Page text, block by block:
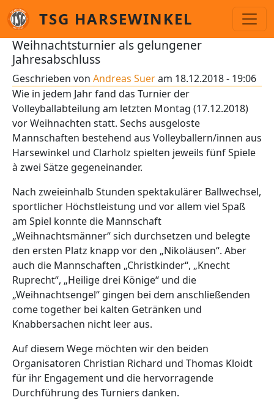
Direkt zum Inhalt
TSG HARSEWINKEL
Weihnachtsturnier als gelungener
Jahresabschluss
Geschrieben von Andreas Sueram 18.12.2018 - 19:06
Wie in jedem Jahr fand das Turnier der
Volleyballabteilung am letzten Montag (17.12.2018)
vor Weihnachten statt. Sechs ausgeloste
Mannschaften bestehend aus Volleyballern/innen aus
Harsewinkel und Clarholz spielten jeweils fünf Spiele
à zwei Sätze gegeneinander.
Nach zweieinhalb Stunden spektakulärer Ballwechsel,
sportlicher Höchstleistung und vor allem viel Spaß
am Spiel konnte die Mannschaft
„Weihnachtsmänner“ sich durchsetzen und belegte
den ersten Platz knapp vor den „Nikoläusen“. Aber
auch die Mannschaften „Christkinder“, „Knecht
Ruprecht“, „Heilige drei Könige“ und die
„Weihnachtsengel“ gingen bei dem anschließenden
come together bei kalten Getränken und
Knabbersachen nicht leer aus.
Auf diesem Wege möchten wir den beiden
Organisatoren Christian Richard und Thomas Kloidt
für ihr Engagement und die hervorragende
Durchführung des Turniers danken.